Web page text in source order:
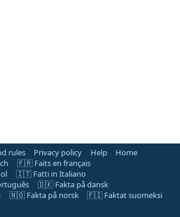
rules Privacy policy Help
Home
🇫🇷 Faits en français
🇮🇹 Fatti in Italiano
🇩🇰 Fakta på dansk
🇳🇴 Fakta på norsk
🇫🇮 Faktat suomeksi